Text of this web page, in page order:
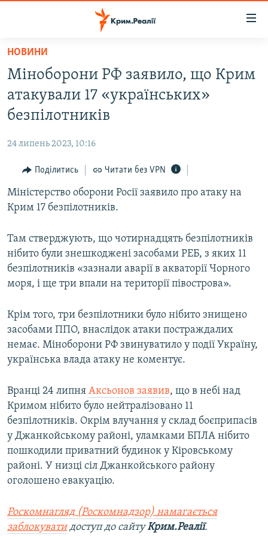
Перейти
основного
матеріалу
Перейти
до
основної
Перейти
пошуку
НОВИНИ
ВОДА.КРИМ
ВІДЕО ТА ФОТО
БЛОГИ
ПОГЛЯД
ІНТЕРВ'Ю
ВСЕ ЗА ДЕНЬ
СПЕЦПРОЕКТИ
ДЕПОРТАЦІЯ
ВІДЕОУРОКИ «ELIFBE»
УКРАЇНСЬКА ПРОБЛЕМА КРИМУ
ІНФОГРАФІКА
ЯК ОБІЙТИ БЛОКУВАННЯ
Русский
Qırımtatar
ДОЛУЧАЙСЯ!
Усі сайти RFE/RL
НОВИНИ
Міноборони РФ заявило, що Крим
атакували 17 «українських»
безпілотників
24 липень 2023, 10:16
Поділитись Читати без VPN
Міністерство оборони Росії заявило про атаку на
Крим 17 безпілотників.
Там стверджують, що чотирнадцять безпілотників
нібито були знешкоджені засобами РЕБ, з яких 11
безпілотників «зазнали аварії в акваторії Чорного
моря, і ще три впали на території півострова».
Крім того, три безпілотники було нібито знищено
засобами ППО, внаслідок атаки постраждалих
немає. Міноборони РФ звинуватило у події Україну,
українська влада атаку не коментує.
Вранці 24 липня Аксьонов заявив, що в небі над
Кримом нібито було нейтралізовано 11
безпілотників. Окрім влучання у склад боєприпасів
у Джанкойському районі, уламками БПЛА нібито
пошкодили приватний будинок у Кіровському
районі. У низці сіл Джанкойського району
оголошено евакуацію.
Роскомнагляд (Роскомнадзор) намагається
заблокуватидоступ до сайтуКрим.Реалії.